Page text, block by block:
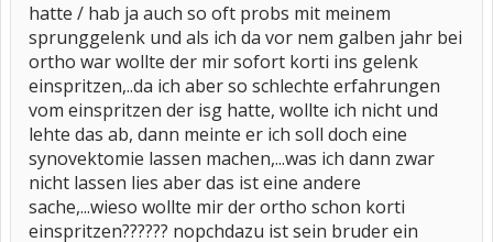
hatte / hab ja auch so oft probs mit meinem
sprunggelenk und als ich da vor nem galben jahr bei
ortho war wollte der mir sofort korti ins gelenk
einspritzen,..da ich aber so schlechte erfahrungen
vom einspritzen der isg hatte, wollte ich nicht und
lehte das ab, dann meinte er ich soll doch eine
synovektomie lassen machen,...was ich dann zwar
nicht lassen lies aber das ist eine andere
sache,...wieso wollte mir der ortho schon korti
einspritzen?????? nopchdazu ist sein bruder ein